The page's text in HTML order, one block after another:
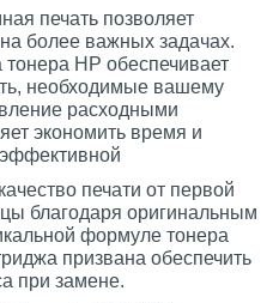
печать позволяет
более важных задачах.
HP обеспечивает
необходимые вашему
расходными
экономить время и
печати от первой
благодаря оригинальным
формуле тонера
призвана обеспечить
при замене.